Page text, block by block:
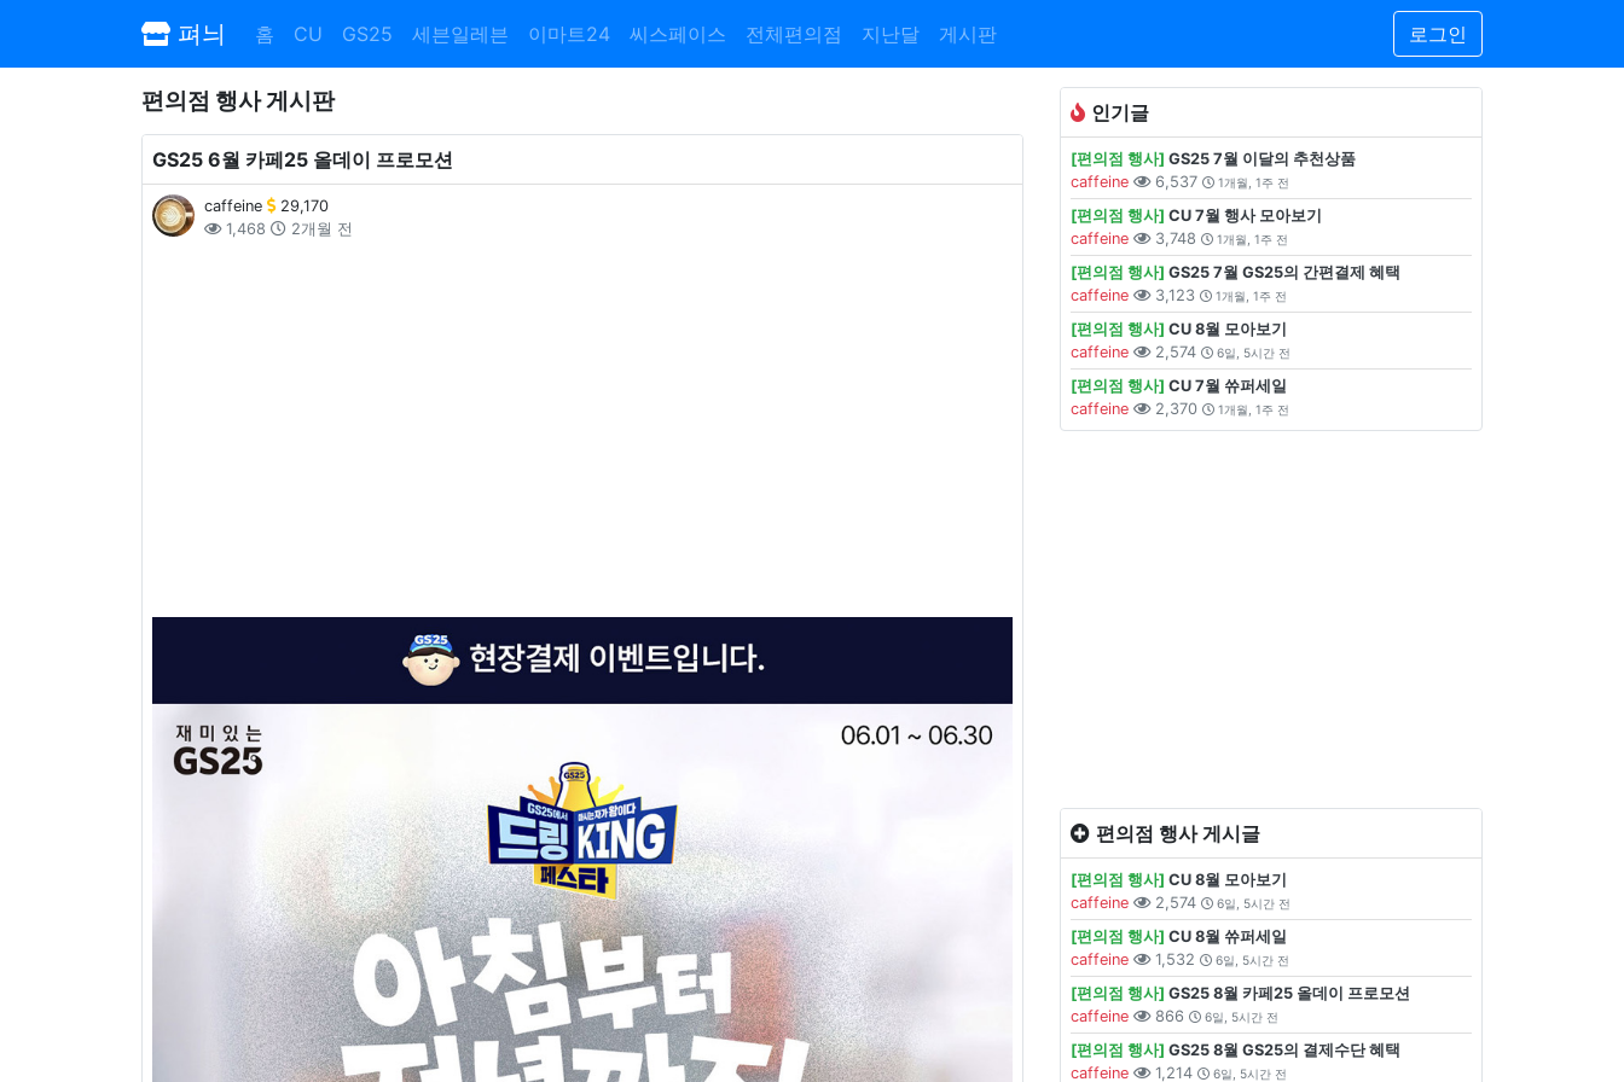
펴늬 홈 CU GS25 세븐일레븐 이마트24 씨스페이스 전체편의점 지난달 게시판 로그인
편의점 행사 게시판
GS25 6월 카페25 올데이 프로모션
caffeine
29,170
1,468
2개월 전
인기글
[편의점 행사] GS25 7월 이달의 추천상품
caffeine
6,537 1개월, 1주 전
[편의점 행사] CU 7월 행사 모아보기
caffeine
3,748 1개월, 1주 전
[편의점 행사] GS25 7월 GS25의 간편결제 혜택
caffeine
3,123 1개월, 1주 전
[편의점 행사] CU 8월 모아보기
caffeine
2,574 6일, 5시간 전
[편의점 행사] CU 7월 쓔퍼세일
caffeine
2,370 1개월, 1주 전
편의점 행사 게시글
[편의점 행사] CU 8월 모아보기
caffeine
2,574 6일, 5시간 전
[편의점 행사] CU 8월 쓔퍼세일
caffeine
1,532 6일, 5시간 전
[편의점 행사] GS25 8월 카페25 올데이 프로모션
caffeine
866 6일, 5시간 전
[편의점 행사] GS25 8월 GS25의 결제수단 혜택
caffeine
1,214 6일, 5시간 전